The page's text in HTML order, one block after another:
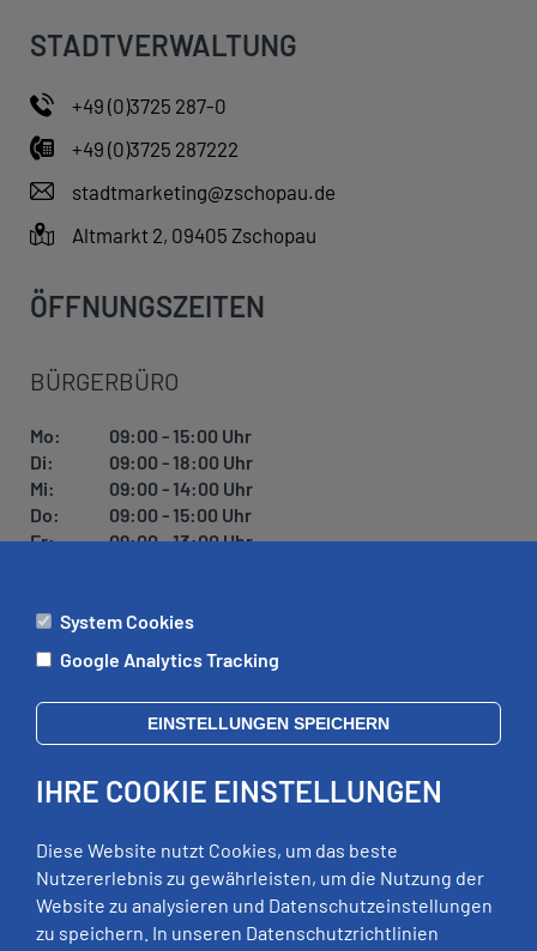
STADTVERWALTUNG
+49 (0)3725 287-0
+49 (0)3725 287222
stadtmarketing@zschopau.de
Altmarkt 2, 09405 Zschopau
ÖFFNUNGSZEITEN
BÜRGERBÜRO
Mo:
09:00 - 15:00 Uhr
Di:
09:00 - 18:00 Uhr
Mi:
09:00 - 14:00 Uhr
Do:
09:00 - 15:00 Uhr
Fr:
09:00 - 13:00 Uhr
ÄMTER
Di:
09:00 - 12:00 Uhr, 13:00 - 18:00 Uhr
Mi:
geschlossen
Fr:
09:00 - 12:00 Uhr
RECHTLICHES
System Cookies
Google Analytics Tracking
EINSTELLUNGEN SPEICHERN
IHRE COOKIE EINSTELLUNGEN
Diese Website nutzt Cookies, um das beste
Nutzererlebnis zu gewährleisten, um die Nutzung der
Website zu analysieren und Datenschutzeinstellungen
zu speichern. In unseren Datenschutzrichtlinien